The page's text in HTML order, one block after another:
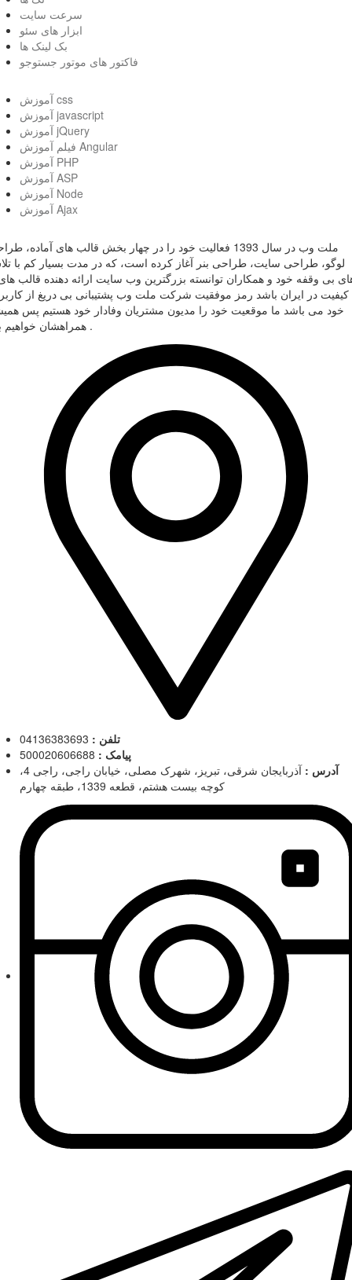
سرعت سایت
ابزار های سئو
بک لینک ها
فاکتور های موتور جستوجو
آموزش css
آموزش javascript
آموزش jQuery
فیلم آموزش Angular
آموزش PHP
آموزش ASP
آموزش Node
آموزش Ajax
ملت وب در سال 1393 فعالیت خود را در چهار بخش قالب های آماده،
لوگو، طراحی سایت، طراحی بنر آغاز کرده است، که در مدت بسیار کم با
بی وقفه خود و همکاران توانسته بزرگترین وب سایت ارائه دهنده قالب
کیفیت در ایران باشد رمز موفقیت شرکت ملت وب پشتیبانی بی دریغ از
خود می باشد ما موقعیت خود را مدیون مشتریان وفادار خود هستیم پس
همراهشان خواهیم بود .
تلفن :
پیامک :
آدرس :
آذربایجان شرقی، تبریز، شهرک مصلی، خیابان راجی، راجی 4،
کوچه بیست هشتم، قطعه 1339، طبقه چهارم